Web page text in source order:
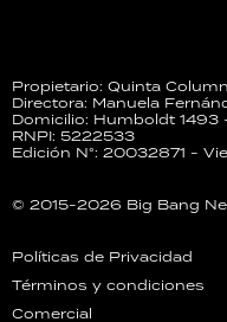
Propietario: Quinta
Directora: Manuela
Domicilio: Humboldt 1493
RNPI: 5222533
Edición N°: 20032871 -
© 2015-2026 Big Bang
Políticas de Privacidad
Términos y condiciones
Comercial